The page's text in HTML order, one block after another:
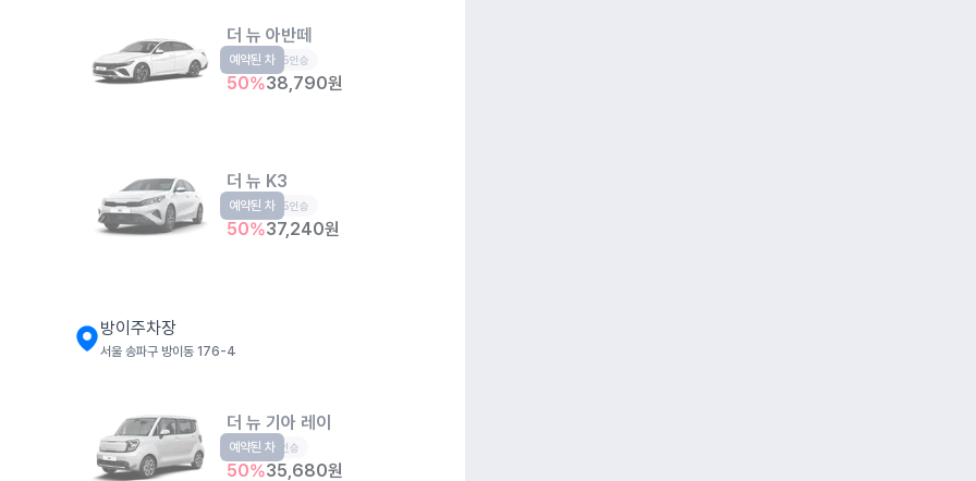
더 뉴 아반떼
준중형 5인승
50%38,790원
예약된 차
더 뉴 K3
준중형 5인승
50%37,240원
예약된 차
방이주차장
서울 송파구 방이동 176-4
더 뉴 기아 레이
경형 5인승
50%35,680원
예약된 차